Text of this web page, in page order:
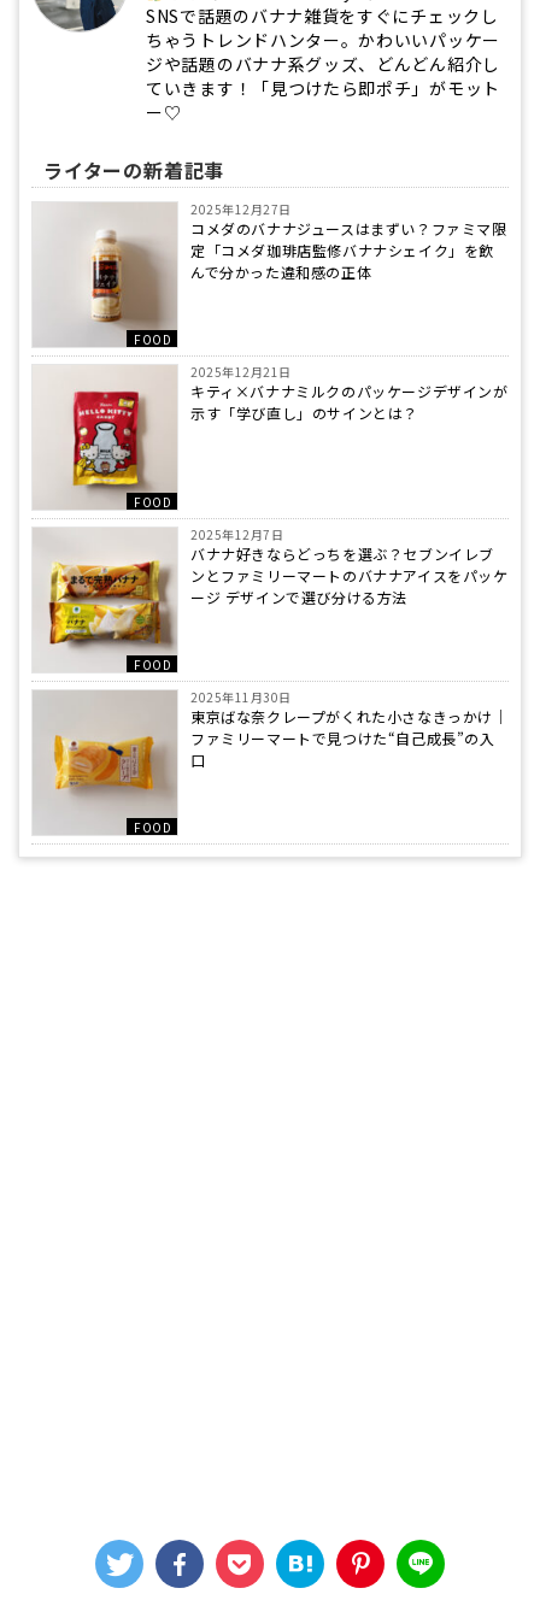
SNSで話題のバナナ雑貨をすぐにチェックし
ちゃうトレンドハンター。かわいいパッケー
ジや話題のバナナ系グッズ、どんどん紹介し
ていきます！「見つけたら即ポチ」がモット
ー♡
ライターの新着記事
FOOD
2025年12月27日
コメダのバナナジュースはまずい？ファミマ限
定「コメダ珈琲店監修バナナシェイク」を飲
んで分かった違和感の正体
FOOD
2025年12月21日
キティ×バナナミルクのパッケージデザインが
示す「学び直し」のサインとは？
FOOD
2025年12月7日
バナナ好きならどっちを選ぶ？セブンイレブ
ンとファミリーマートのバナナアイスをパッケ
ージ デザインで選び分ける方法
FOOD
2025年11月30日
東京ばな奈クレープがくれた小さなきっかけ｜
ファミリーマートで見つけた“自己成長”の入
口